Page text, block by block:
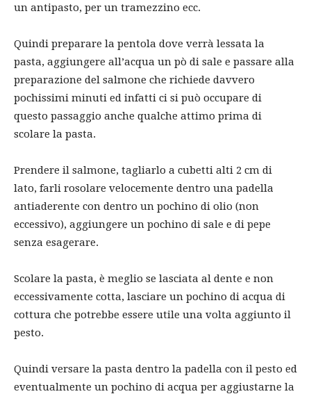
un antipasto, per un tramezzino ecc.
Quindi preparare la pentola dove verrà lessata la
pasta, aggiungere all’acqua un pò di sale e passare alla
preparazione del salmone che richiede davvero
pochissimi minuti ed infatti ci si può occupare di
questo passaggio anche qualche attimo prima di
scolare la pasta.
Prendere il salmone, tagliarlo a cubetti alti 2 cm di
lato, farli rosolare velocemente dentro una padella
antiaderente con dentro un pochino di olio (non
eccessivo), aggiungere un pochino di sale e di pepe
senza esagerare.
Scolare la pasta, è meglio se lasciata al dente e non
eccessivamente cotta, lasciare un pochino di acqua di
cottura che potrebbe essere utile una volta aggiunto il
pesto.
Quindi versare la pasta dentro la padella con il pesto ed
eventualmente un pochino di acqua per aggiustarne la